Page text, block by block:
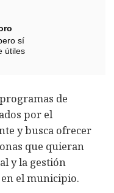
sí
útiles
de
por el
y busca ofrecer
que quieran
y la gestión
el municipio.